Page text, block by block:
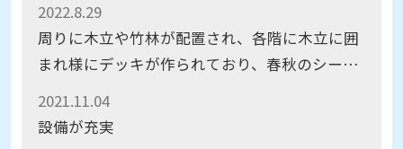
2022.8.29
周りに木立や竹林が配置され、各階に木立に囲
まれ様にデッキが作られており、春秋のシーズ
2021.11.04
設備が充実